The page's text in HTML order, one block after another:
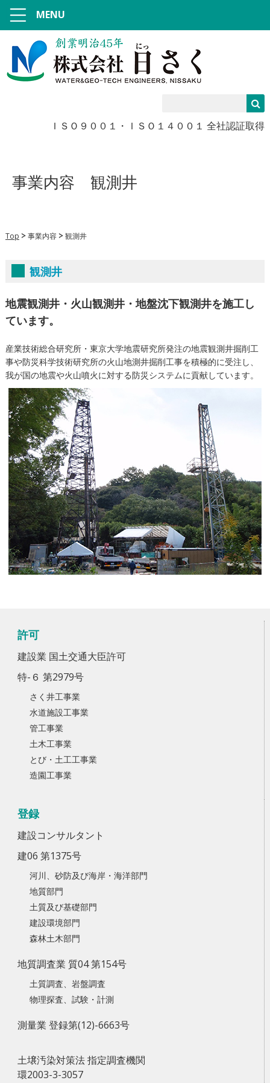
ＩＳＯ９００１・ＩＳＯ１４００１ 全社認証取得
MENU
事業内容 観測井
Top 事業内容 観測井
観測井
地震観測井・火山観測井・地盤沈下観測井を施工し
ています。
産業技術総合研究所・東京大学地震研究所発注の地震観測井掘削工
事や防災科学技術研究所の火山地測井掘削工事を積極的に受注し、
我が国の地震や火山噴火に対する防災システムに貢献しています。
許可
建設業 国土交通大臣許可
特-６ 第2979号
さく井工事業
水道施設工事業
管工事業
土木工事業
とび・土工工事業
造園工事業
登録
建設コンサルタント
建06 第1375号
河川、砂防及び海岸・海洋部門
地質部門
土質及び基礎部門
建設環境部門
森林土木部門
地質調査業 質04 第154号
土質調査、岩盤調査
物理探査、試験・計測
測量業 登録第(12)-6663号
土壌汚染対策法 指定調査機関
環2003-3-3057